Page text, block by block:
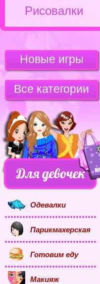
Рисовалки
Новые игры
Все категории
Одевалки
Парикмахерская
Готовим еду
Макияж